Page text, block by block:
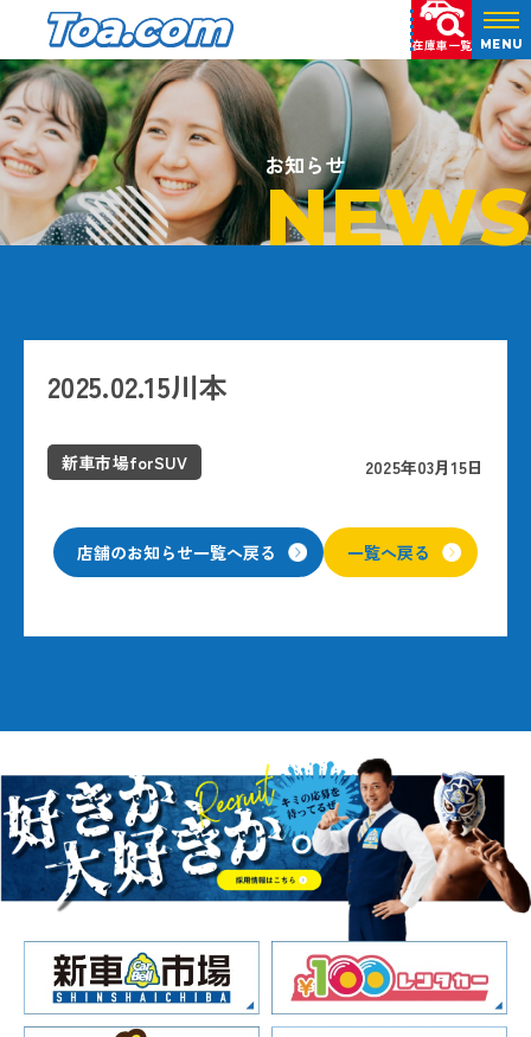
在庫車一覧 MENU
お知らせ
NEWS
2025.02.15川本
新車市場forSUV 2025年03月15日
店舗のお知らせ一覧へ戻る 一覧へ戻る